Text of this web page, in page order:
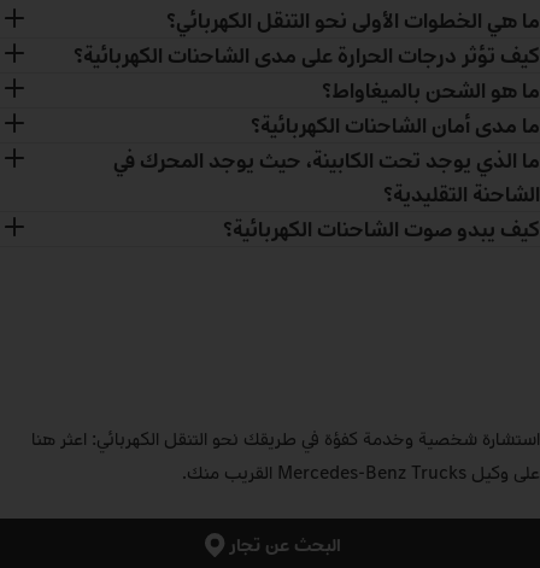
ما هي الخطوات الأولى نحو التنقل الكهربائي؟
كيف تؤثر درجات الحرارة على مدى الشاحنات الكهربائية؟
ما هو الشحن بالميغاواط؟
ما مدى أمان الشاحنات الكهربائية؟
ما الذي يوجد تحت الكابينة، حيث يوجد المحرك في
الشاحنة التقليدية؟
كيف يبدو صوت الشاحنات الكهربائية؟
استشارة شخصية وخدمة كفؤة في طريقك نحو التنقل الكهربائي: اعثر هنا
على وكيل Mercedes‑Benz Trucks القريب منك.
البحث عن تجار